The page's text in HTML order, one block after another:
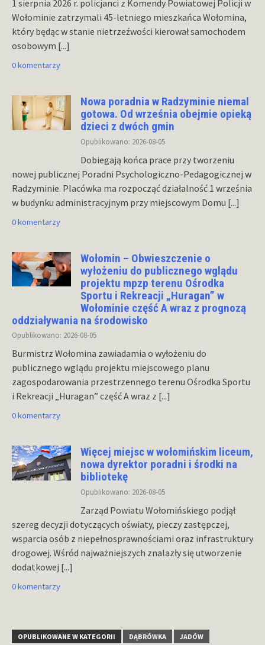
1 sierpnia 2026 r. policjanci z Komendy Powiatowej Policji w
Wołominie zatrzymali 45-letniego mieszkańca Wołomina,
który będąc w stanie nietrzeźwości kierował samochodem
osobowym [...]
0 komentarzy
Nowa poradnia w Radzyminie niemal
gotowa. Od września obejmie opieką
dzieci z dwóch gmin
Opublikowano: 2026-08-05
Dobiegają końca prace przy tworzeniu
nowej publicznej Poradni Psychologiczno-Pedagogicznej w
Radzyminie. Placówka ma rozpocząć działalność 1 września
w budynku administracyjnym przy miejscowym Domu [...]
0 komentarzy
Wołomin – Obwieszczenie o
wyłożeniu do publicznego wglądu
projektu mpzp terenu Ośrodka
Sportu i Rekreacji „Huragan” w
Wołominie część A wraz z prognozą
oddziaływania na środowisko
Opublikowano: 2026-08-05
Burmistrz Wołomina zawiadamia o wyłożeniu do
publicznego wglądu projektu miejscowego planu
zagospodarowania przestrzennego terenu Ośrodka Sportu
i Rekreacji „Huragan” część A wraz z [...]
0 komentarzy
Więcej miejsc w wołomińskim liceum,
nowa dyrektor poradni i środki na
bibliotekę
Opublikowano: 2026-08-05
Zarząd Powiatu Wołomińskiego podjął
szereg decyzji dotyczących oświaty, pieczy zastępczej,
wsparcia osób z niepełnosprawnościami oraz infrastruktury
drogowej. Wśród najważniejszych znalazły się utworzenie
dodatkowej [...]
0 komentarzy
OPUBLIKOWANE W KATEGORII DĄBRÓWKA
JADÓW